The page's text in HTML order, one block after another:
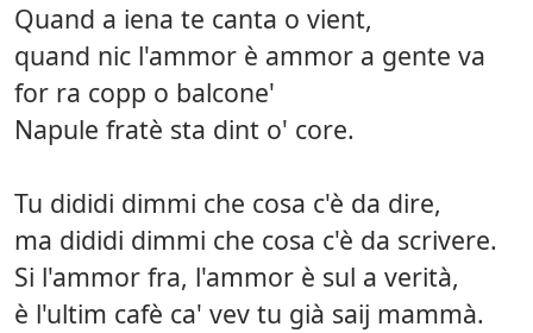
Quand a iena te canta o vient,
quand nic l'ammor è ammor a gente va
for ra copp o balcone'
Napule fratè sta dint o' core.
Tu dididi dimmi che cosa c'è da dire,
ma dididi dimmi che cosa c'è da scrivere.
Si l'ammor fra, l'ammor è sul a verità,
è l'ultim cafè ca' vev tu già saij mammà.